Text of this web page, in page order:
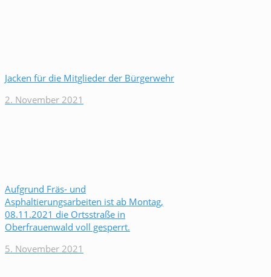
Jacken für die Mitglieder der Bürgerwehr
2. November 2021
Aufgrund Fräs- und
Asphaltierungsarbeiten ist ab Montag,
08.11.2021 die Ortsstraße in
Oberfrauenwald voll gesperrt.
5. November 2021